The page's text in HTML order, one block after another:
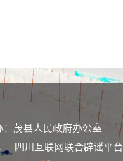
茂县人民政府办公室
四川互联网联合辟谣平台